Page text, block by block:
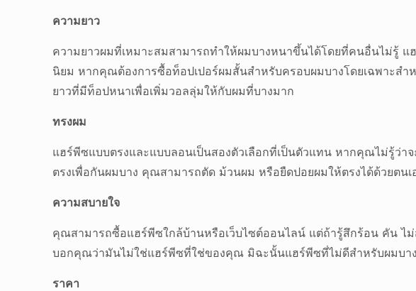
ความยาว
ความยาวผมที่เหมาะสมสามารถทำให้ผมบางหนาขึ้นได้โดยที่คนอื่นไม่รู้ แ
นิยม หากคุณต้องการซื้อท็อปเปอร์ผมสั้นสำหรับครอบผมบางโดยเฉพาะส
ยาวที่มีท็อปหนาเพื่อเพิ่มวอลลุ่มให้กับผมที่บางมาก
ทรงผม
แฮร์พีซแบบตรงและแบบลอนเป็นสองตัวเลือกที่เป็นตัวแทน หากคุณไม่รู้ว่า
ตรงเพื่อกันผมบาง คุณสามารถตัด ม้วนผม หรือยืดปอยผมให้ตรงได้ด้วยตนเ
ความสบายใจ
คุณสามารถซื้อแฮร์พีซใกล้บ้านหรือเว็บไซต์ออนไลน์ แต่ถ้ารู้สึกร้อน คัน ไ
บอกคุณว่ามันไม่ใช่แฮร์พีซที่ใช่ของคุณ มิฉะนั้นแฮร์พีซที่ไม่ดีสำหรับผมบาง
ราคา